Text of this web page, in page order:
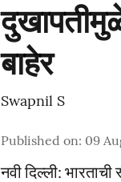
बाहेर
Swapnil S
Published on: 09
नवी दिल्ली: